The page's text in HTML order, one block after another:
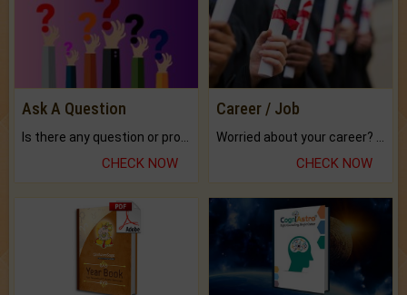
Ask A Question
CHECK NOW
Career / Job
CHECK NOW